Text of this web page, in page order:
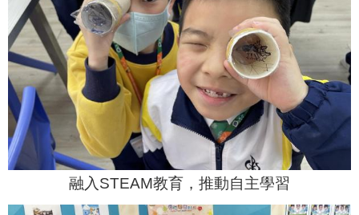
融入STEAM教育，推動自主學習